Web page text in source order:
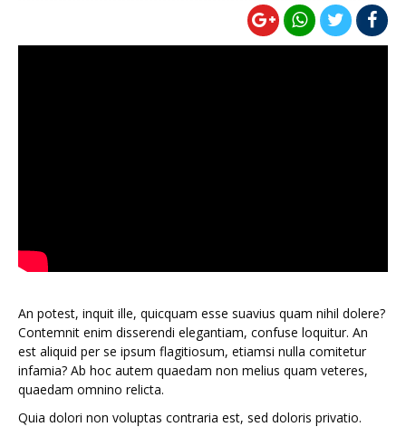
An potest, inquit ille, quicquam esse suavius quam nihil dolere?
Contemnit enim disserendi elegantiam, confuse loquitur. An
est aliquid per se ipsum flagitiosum, etiamsi nulla comitetur
infamia? Ab hoc autem quaedam non melius quam veteres,
quaedam omnino relicta.
Quia dolori non voluptas contraria est, sed doloris privatio.